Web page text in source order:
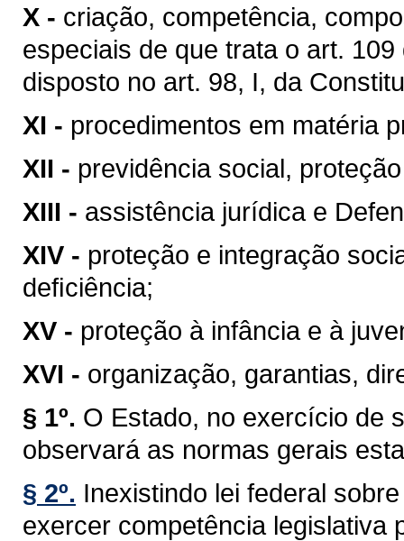
X - criação, competência,
especiais de que trata o art.
disposto no art. 98, I, da
XI - procedimentos em matéria
XII - previdência social,
XIII - assistência jurídica e
XIV - proteção e integração
deﬁciência;
XV - proteção à infância e à
XVI - organização, garantias,
§ 1º. O Estado, no exercício de
observará as normas gerais
§ 2º. Inexistindo lei federal
exercer competência legislativa